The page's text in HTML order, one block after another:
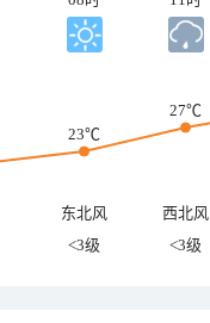
23℃
27℃
东北风 西北风
<3级 <3级